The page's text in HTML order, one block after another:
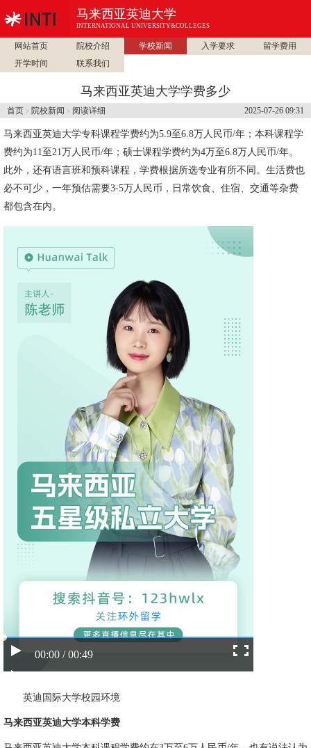
马来西亚英迪大学
INTERNATIONAL UNIVERSITY&COLLEGES
网站首页 院校介绍 学校新闻 入学要求
留学费用
开学时间
联系我们
马来西亚英迪大学学费多少
2025-07-26 09:31
首页 > 院校新闻 > 阅读详细
马来西亚英迪大学专科课程学费约为5.9至6.8万人民币/年；本科课程学
费约为11至21万人民币/年；硕士课程学费约为4万至6.8万人民币/年。
此外，还有语言班和预科课程，学费根据所选专业有所不同。生活费也
必不可少，一年预估需要3-5万人民币，日常饮食、住宿、交通等杂费
都包含在内。
00:00 / 00:49
英迪国际大学校园环境
马来西亚英迪大学本科学费